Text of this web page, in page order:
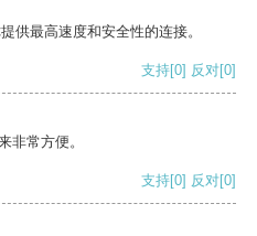
供最高速度和安全性的连接。
支持[0] 反对[0]
非常方便。
支持[0] 反对[0]